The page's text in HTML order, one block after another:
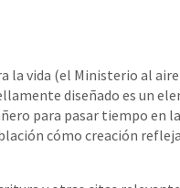
la vida (el Ministerio al
diseñado es un
para pasar tiempo en
cómo creación